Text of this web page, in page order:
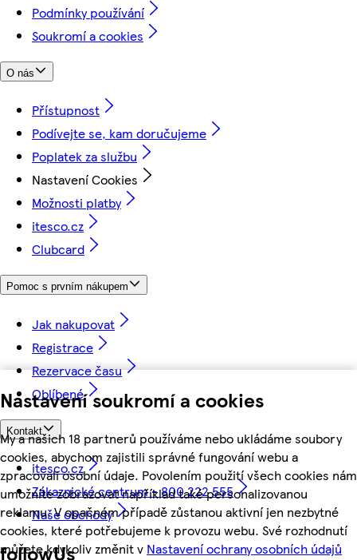
Nastavení soukromí a cookies
My a našich 18 partnerů používáme nebo ukládáme soubory
cookies, abychom zajistili správné fungování webu a
zpracovali osobní údaje. Povolením použití všech cookies nám
umožníte zobrazovat například také personalizovanou
reklamu. V opačném případě zůstanou aktivní jen nezbytné
cookies, které potřebujeme k provozu webu. Své rozhodnutí
můžete kdykoliv změnit v Nastavení ochrany osobních údajů
Podmínky používání
Soukromí a cookies
O nás
Přístupnost
Podívejte se, kam doručujeme
Poplatek za službu
Nastavení Cookies
Možnosti platby
itesco.cz
Clubcard
Pomoc s prvním nákupem
Jak nakupovat
Registrace
Rezervace času
Oblíbené
Kontakt
itesco.cz
Zákaznické centrum - 800 222 555
Naše obchody
followUs